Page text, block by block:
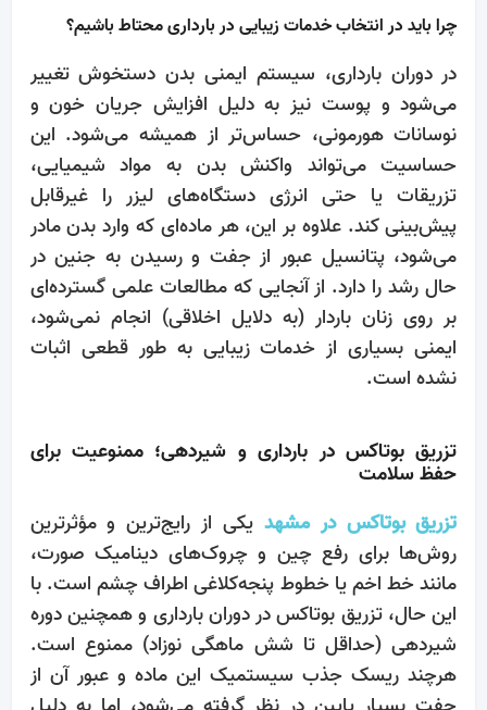
چرا باید در انتخاب خدمات زیبایی در بارداری محتاط باشیم؟
در دوران بارداری، سیستم ایمنی بدن دستخوش تغییر
می‌شود و پوست نیز به دلیل افزایش جریان خون و
نوسانات هورمونی، حساس‌تر از همیشه می‌شود. این
حساسیت می‌تواند واکنش بدن به مواد شیمیایی،
تزریقات یا حتی انرژی دستگاه‌های لیزر را غیرقابل
پیش‌بینی کند. علاوه بر این، هر ماده‌ای که وارد بدن مادر
می‌شود، پتانسیل عبور از جفت و رسیدن به جنین در
حال رشد را دارد. از آنجایی که مطالعات علمی گسترده‌ای
بر روی زنان باردار (به دلایل اخلاقی) انجام نمی‌شود،
ایمنی بسیاری از خدمات زیبایی به طور قطعی اثبات
نشده است.
تزریق بوتاکس در بارداری و شیردهی؛ ممنوعیت برای
حفظ سلامت
تزریق بوتاکس در مشهد یکی از رایج‌ترین و مؤثرترین
روش‌ها برای رفع چین و چروک‌های دینامیک صورت،
مانند خط اخم یا خطوط پنجه‌کلاغی اطراف چشم است. با
این حال، تزریق بوتاکس در دوران بارداری و همچنین دوره
شیردهی (حداقل تا شش ماهگی نوزاد) ممنوع است.
هرچند ریسک جذب سیستمیک این ماده و عبور آن از